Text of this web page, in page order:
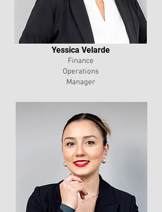
Yessica Velarde
Finance
Operations
Manager